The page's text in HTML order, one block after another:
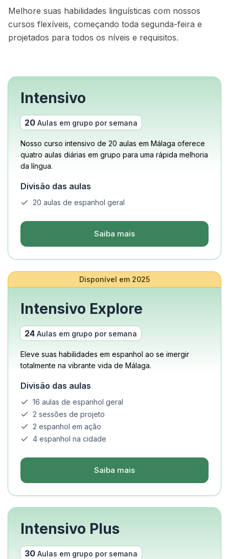
Melhore suas habilidades linguísticas com nossos
cursos flexíveis, começando toda segunda-feira e
projetados para todos os níveis e requisitos.
Intensivo
20 Aulas em grupo por semana
Nosso curso intensivo de 20 aulas em Málaga oferece
quatro aulas diárias em grupo para uma rápida melhoria
da língua.
Divisão das aulas
20 aulas de espanhol geral
Saiba mais
Disponível em 2025
Intensivo Explore
24 Aulas em grupo por semana
Eleve suas habilidades em espanhol ao se imergir
totalmente na vibrante vida de Málaga.
Divisão das aulas
16 aulas de espanhol geral
2 sessões de projeto
2 espanhol em ação
4 espanhol na cidade
Saiba mais
Intensivo Plus
30 Aulas em grupo por semana